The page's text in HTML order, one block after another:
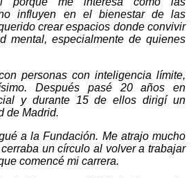
influyen en el bienestar de las
crear espacios donde convivir
mental, especialmente de quienes
personas con inteligencia límite,
Después pasé 20 años en
y durante 15 de ellos dirigí un
de Madrid.
a la Fundación. Me atrajo mucho
un círculo al volver a trabajar
comencé mi carrera.